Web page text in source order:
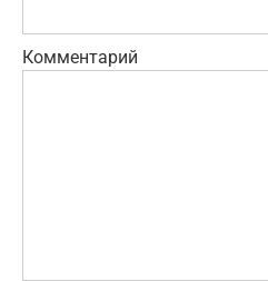
Комментарий